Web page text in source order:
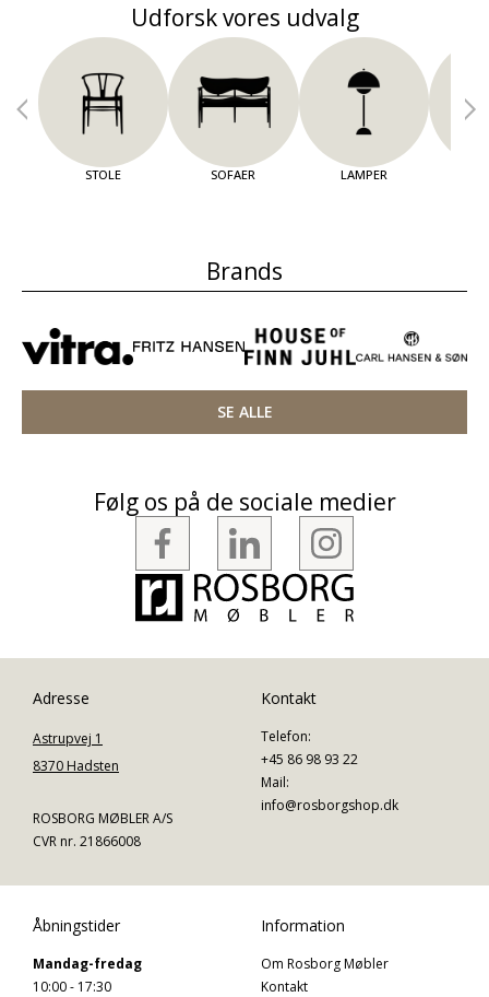
Udforsk vores udvalg
STOLE SOFAER LAMPER
Brands
SE ALLE
Følg os på de sociale medier
Adresse
Astrupvej 1
8370 Hadsten
ROSBORG MØBLER A/S
CVR nr. 21866008
Kontakt
Telefon:
+45 86 98 93 22
Mail:
info@rosborgshop.dk
Åbningstider
Mandag-fredag
10:00 - 17:30
Information
Om Rosborg Møbler
Kontakt